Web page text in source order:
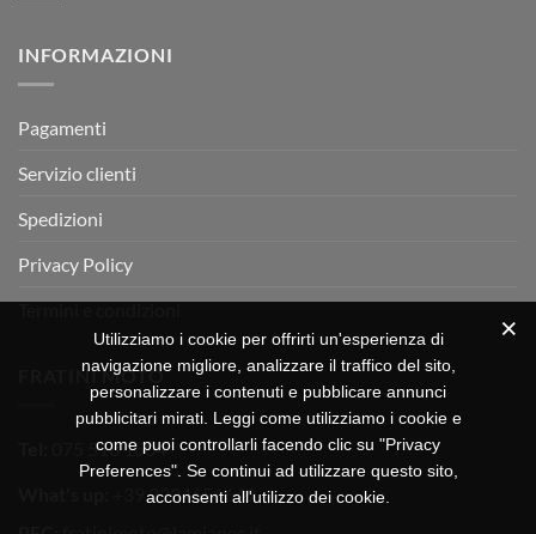
MOTOR
INFORMAZIONI
Pagamenti
Servizio clienti
Spedizioni
Privacy Policy
Termini e condizioni
FRATINI MOTO
075 518 1504
+39 3334656649
Utilizziamo i cookie per offrirti un'esperienza di
navigazione migliore, analizzare il traffico del sito,
personalizzare i contenuti e pubblicare annunci
pubblicitari mirati. Leggi come utilizziamo i cookie e
come puoi controllarli facendo clic su "Privacy
Preferences". Se continui ad utilizzare questo sito,
acconsenti all'utilizzo dei cookie.